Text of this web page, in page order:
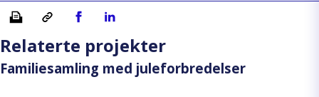
Skriv ut Kopiera länkDel på Facebook
Del på Linkedin
Relaterte projekter
Familiesamling med juleforbredelser